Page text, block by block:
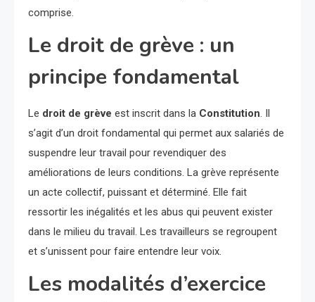
comprise.
Le droit de grève : un
principe fondamental
Le droit de grève est inscrit dans la Constitution. Il
s’agit d’un droit fondamental qui permet aux salariés de
suspendre leur travail pour revendiquer des
améliorations de leurs conditions. La grève représente
un acte collectif, puissant et déterminé. Elle fait
ressortir les inégalités et les abus qui peuvent exister
dans le milieu du travail. Les travailleurs se regroupent
et s’unissent pour faire entendre leur voix.
Les modalités d’exercice